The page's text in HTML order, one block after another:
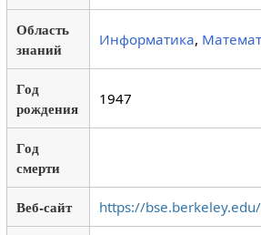
Область
знаний
Информатика,
Год
рождения
1947
Год
смерти
Веб-сайт
https://